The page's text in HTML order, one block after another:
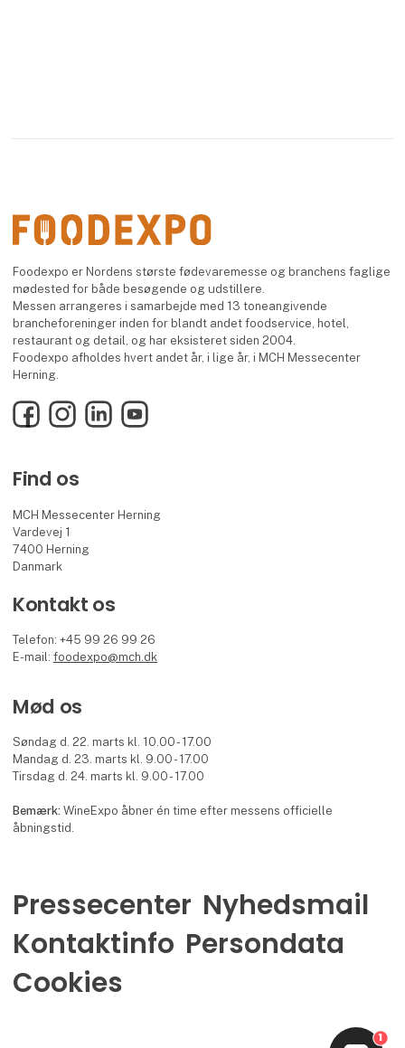
Foodexpo er Nordens største fødevaremesse og branchens faglige
mødested for både besøgende og udstillere.
Messen arrangeres i samarbejde med 13 toneangivende
brancheforeninger inden for blandt andet foodservice, hotel,
restaurant og detail, og har eksisteret siden 2004.
Foodexpo afholdes hvert andet år, i lige år, i MCH Messecenter
Herning.
FacebookInstagramLinkedInYouTube
Find os
MCH Messecenter Herning
Vardevej 1
7400 Herning
Danmark
Kontakt os
Telefon: +45 99 26 99 26
E-mail:foodexpo@mch.dk
Mød os
Søndag d. 22. marts kl. 10.00 - 17.00
Mandag d. 23. marts kl. 9.00 - 17.00
Tirsdag d. 24. marts kl. 9.00 - 17.00
Bemærk:WineExpo åbner én time efter messens officielle
åbningstid.
Pressecenter Nyhedsmail
Kontaktinfo Persondata
Cookies
1